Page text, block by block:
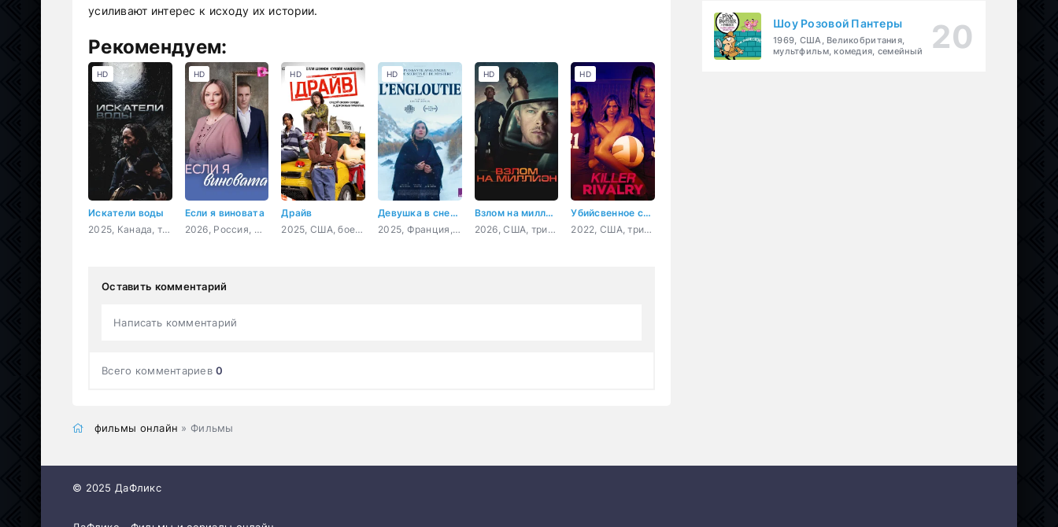
усиливают интерес к исходу их истории.
Рекомендуем:
Искатели воды
2025, Канада, триллер
HD
Если я виновата
2026, Россия, мелодрама
HD
Драйв
2025, США, боевик, мелодрама, комедия
HD
Девушка в снегах
2025, Франция, драма
HD
Взлом на миллион
2026, США, триллер
HD
Убийсвенное соперничество
2022, США, триллер, детектив
HD
Оставить комментарий
Написать комментарий
Всего комментариев0
фильмы онлайн » Фильмы
Шоу Розовой Пантеры
1969, США, Великобритания,
мультфильм, комедия, семейный
© 2025 ДаФликс